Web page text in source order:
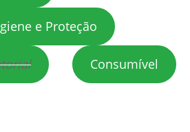
e Proteção
Consumível